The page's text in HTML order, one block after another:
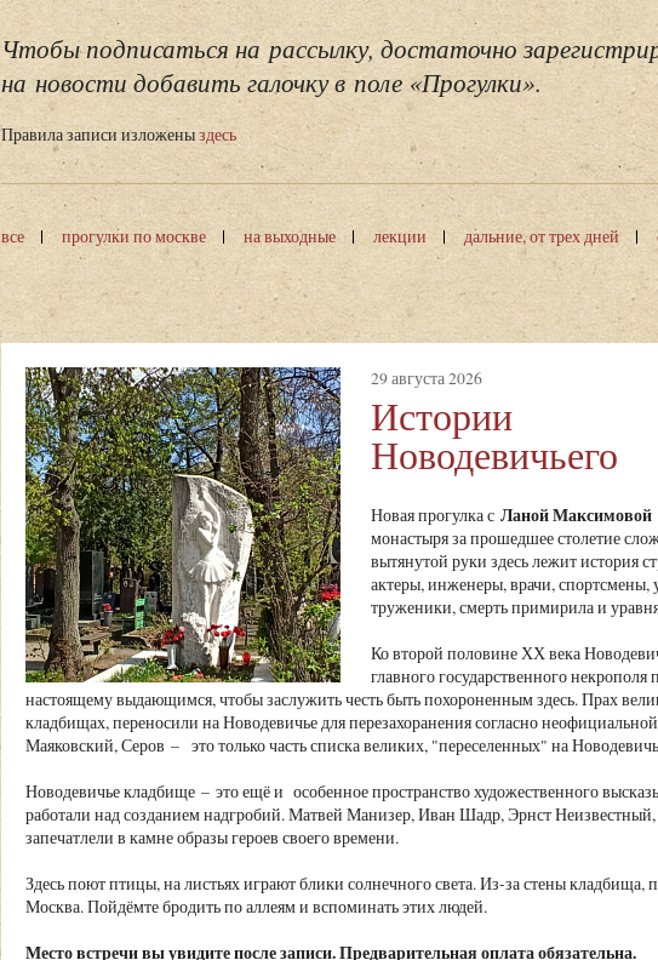
Чтобы подписаться на рассылку, достаточно
на новости добавить галочку в поле «Прогулки».
Правила записи изложеныздесь
все прогулки по москве на выходные лекции дальние, от трех дней
29 августа 2026
Истории
Новодевичьего
Новая прогулка с Ланой Максимовой
монастыря за прошедшее столетие
вытянутой руки здесь лежит история
актеры, инженеры, врачи,
труженики, смерть примирила и
Ко второй половине ХХ века
главного государственного
настоящему выдающимся, чтобы заслужить честь быть похороненным здесь. Прах
кладбищах, переносили на Новодевичье для перезахоранения согласно
Маяковский, Серов – это только часть списка великих, "переселенных" на
Новодевичье кладбище – это ещё и особенное пространство художественного
работали над созданием надгробий. Матвей Манизер, Иван Шадр, Эрнст
запечатлели в камне образы героев своего времени.
Здесь поют птицы, на листьях играют блики солнечного света. Из-за стены
Москва. Пойдёмте бродить по аллеям и вспоминать этих людей.
Место встречи вы увидите после записи. Предварительная оплата обязательна.